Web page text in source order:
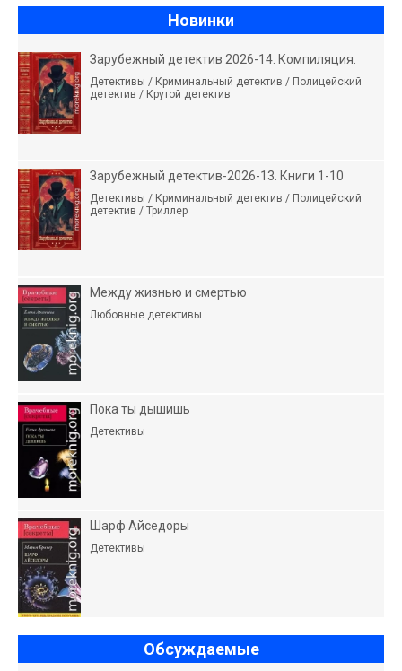
Новинки
Зарубежный детектив 2026-14. Компиляция.
Детективы / Криминальный детектив / Полицейский
детектив / Крутой детектив
Зарубежный детектив-2026-13. Книги 1-10
Детективы / Криминальный детектив / Полицейский
детектив / Триллер
Между жизнью и смертью
Любовные детективы
Пока ты дышишь
Детективы
Шарф Айседоры
Детективы
Обсуждаемые